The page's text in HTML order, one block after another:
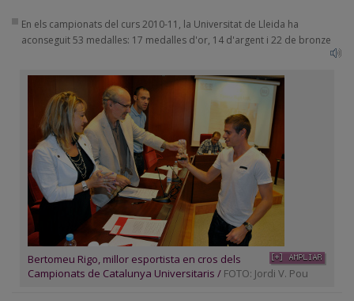
En els campionats del curs 2010-11, la Universitat de Lleida ha
aconseguit 53 medalles: 17 medalles d'or, 14 d'argent i 22 de bronze
Bertomeu Rigo, millor esportista en cros dels
Campionats de Catalunya Universitaris / FOTO: Jordi V. Pou